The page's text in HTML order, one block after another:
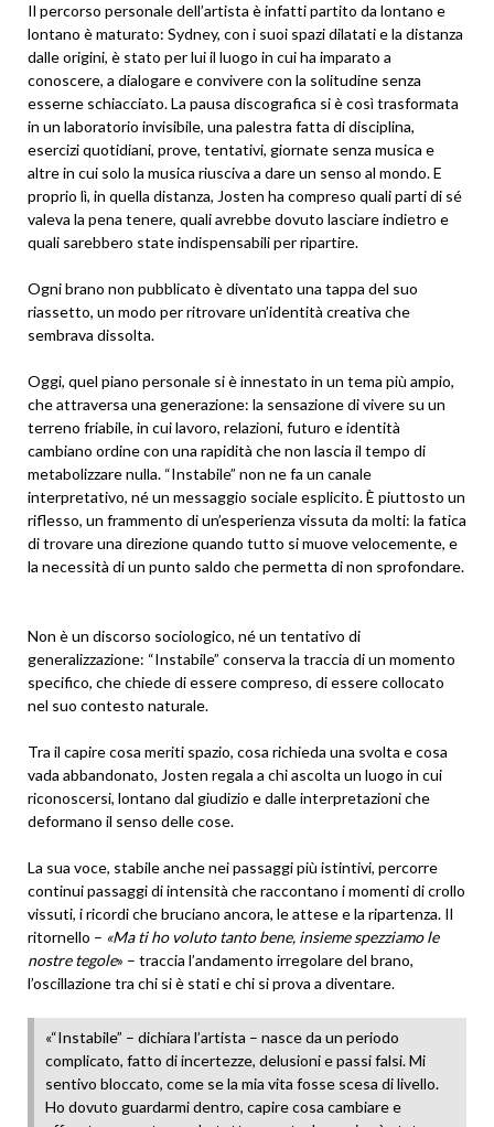
Il percorso personale dell’artista è infatti partito da lontano e
lontano è maturato: Sydney, con i suoi spazi dilatati e la distanza
dalle origini, è stato per lui il luogo in cui ha imparato a
conoscere, a dialogare e convivere con la solitudine senza
esserne schiacciato. La pausa discografica si è così trasformata
in un laboratorio invisibile, una palestra fatta di disciplina,
esercizi quotidiani, prove, tentativi, giornate senza musica e
altre in cui solo la musica riusciva a dare un senso al mondo. E
proprio lì, in quella distanza, Josten ha compreso quali parti di sé
valeva la pena tenere, quali avrebbe dovuto lasciare indietro e
quali sarebbero state indispensabili per ripartire.
Ogni brano non pubblicato è diventato una tappa del suo
riassetto, un modo per ritrovare un’identità creativa che
sembrava dissolta.
Oggi, quel piano personale si è innestato in un tema più ampio,
che attraversa una generazione: la sensazione di vivere su un
terreno friabile, in cui lavoro, relazioni, futuro e identità
cambiano ordine con una rapidità che non lascia il tempo di
metabolizzare nulla. “Instabile” non ne fa un canale
interpretativo, né un messaggio sociale esplicito. È piuttosto un
riflesso, un frammento di un’esperienza vissuta da molti: la fatica
di trovare una direzione quando tutto si muove velocemente, e
la necessità di un punto saldo che permetta di non sprofondare.
Non è un discorso sociologico, né un tentativo di
generalizzazione: “Instabile” conserva la traccia di un momento
specifico, che chiede di essere compreso, di essere collocato
nel suo contesto naturale.
Tra il capire cosa meriti spazio, cosa richieda una svolta e cosa
vada abbandonato, Josten regala a chi ascolta un luogo in cui
riconoscersi, lontano dal giudizio e dalle interpretazioni che
deformano il senso delle cose.
La sua voce, stabile anche nei passaggi più istintivi, percorre
continui passaggi di intensità che raccontano i momenti di crollo
vissuti, i ricordi che bruciano ancora, le attese e la ripartenza. Il
ritornello – «Ma ti ho voluto tanto bene, insieme spezziamo le
nostre tegole» – traccia l’andamento irregolare del brano,
l’oscillazione tra chi si è stati e chi si prova a diventare.
«“Instabile” – dichiara l’artista – nasce da un periodo
complicato, fatto di incertezze, delusioni e passi falsi. Mi
sentivo bloccato, come se la mia vita fosse scesa di livello.
Ho dovuto guardarmi dentro, capire cosa cambiare e